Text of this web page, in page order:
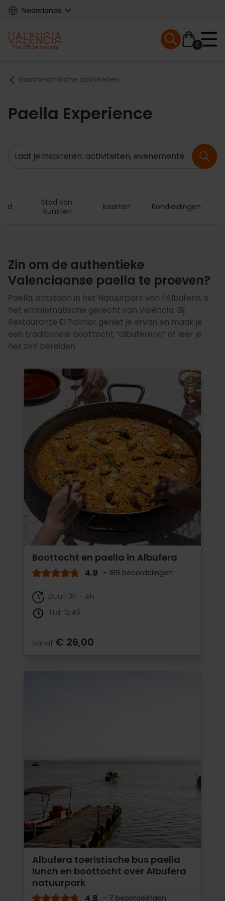
Skip
content
Nederlands
Main
navigation
0
Mobile menu
Breadcrumb
Gastronomische activiteiten
Paella Experience
Zoeken
Stad van
Kunsten
Kaarten Rondleidingen
Zin om de authentieke
Valenciaanse paella te proeven?
Paella, ontstaan in het Natuurpark van l’Albufera, is
het emblematische gerecht van València. Bij
Restaurante El Palmar geniet je ervan en maak je
een traditionele boottocht “albuferenc” of leer je
het zelf bereiden.
Boottocht en paella in Albufera
4.9 - 189 beoordelingen
Duur: 3h - 4h
Tijd: 12:45
Vanaf € 26,00
Albufera toeristische bus paella
lunch en boottocht over Albufera
natuurpark
4.8 - 7 beoordelingen